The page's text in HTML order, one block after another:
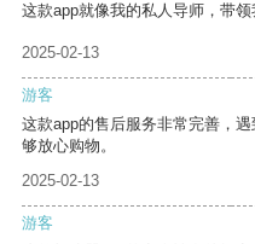
这款app就像我的私人导师，带领
2025-02-13
游客
这款app的售后服务非常完善，
够放心购物。
2025-02-13
游客